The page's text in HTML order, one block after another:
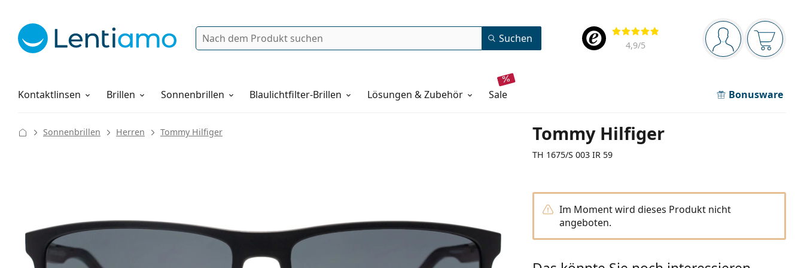
Navigationsleiste
Sie sind Der
Bewertung
4,9/5
Suche Suchen
Kontaktlinsen
Pflegemittel Brillen Sonnenbrillen Blaulichtfilter-Brillen Lösungen & Zubehör sale Bonusware
Alles über den Einkauf
Tommy Hilfiger
TH 1675/S 003 IR 59
Sonnenbrillen Herren Tommy Hilfiger
Im Moment wird dieses Produkt nicht
angeboten.